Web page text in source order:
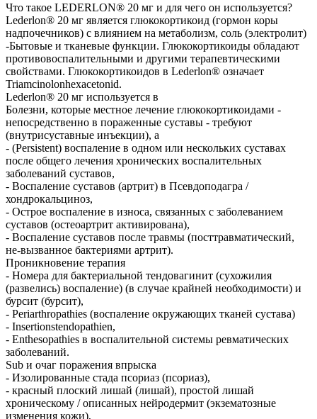
Что такое LEDERLON® 20 мг и для чего он используется?
Lederlon® 20 мг является глюкокортикоид (гормон коры
надпочечников) с влиянием на метаболизм, соль (электролит)
-Бытовые и тканевые функции. Глюкокортикоиды обладают
противовоспалительными и другими терапевтическими
свойствами. Глюкокортикоидов в Lederlon® означает
Triamcinolonhexacetonid.
Lederlon® 20 мг используется в
Болезни, которые местное лечение глюкокортикоидами -
непосредственно в пораженные суставы - требуют
(внутрисуставные инъекции), а
- (Persistent) воспаление в одном или нескольких суставах
после общего лечения хронических воспалительных
заболеваний суставов,
- Воспаление суставов (артрит) в Псевдоподагра /
хондрокальциноз,
- Острое воспаление в износа, связанных с заболеванием
суставов (остеоартрит активирована),
- Воспаление суставов после травмы (посттравматический,
не-вызванное бактериями артрит).
Проникновение терапия
- Номера для бактериальной тендовагинит (сухожилия
(развелись) воспаление) (в случае крайней необходимости) и
бурсит (бурсит),
- Periarthropathies (воспаление окружающих тканей сустава)
- Insertionstendopathien,
- Enthesopathies в воспалительной системы ревматических
заболеваний.
Sub и очаг поражения впрыска
- Изолированные стада псориаз (псориаз),
- красный плоский лишай (лишай), простой лишай
хроническому / описанных нейродермит (экзематозные
изменения кожи),